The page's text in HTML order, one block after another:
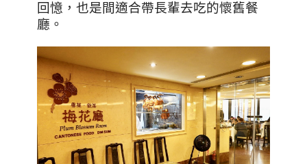
回憶，也是間適合帶長輩去吃的懷舊餐
廳。